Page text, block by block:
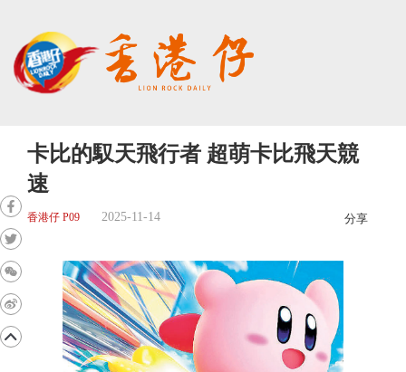
卡比的馭天飛行者 超萌卡比飛天競
速
香港仔 P09 2025-11-14 分享